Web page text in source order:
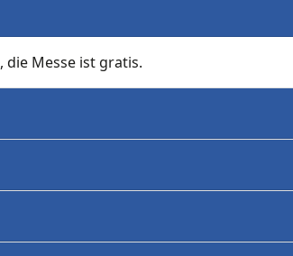
die Messe ist gratis.